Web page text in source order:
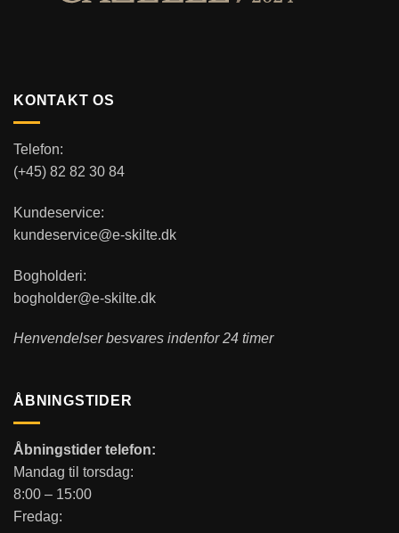
KONTAKT OS
Telefon:
(+45) 82 82 30 84
Kundeservice:
kundeservice@e-skilte.dk
Bogholderi:
bogholder@e-skilte.dk
Henvendelser besvares indenfor 24 timer
ÅBNINGSTIDER
Åbningstider telefon:
Mandag til torsdag:
8:00 – 15:00
Fredag: